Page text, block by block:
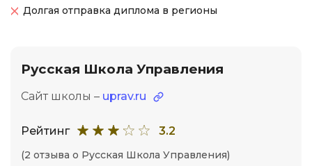
Долгая отправка диплома в регионы
Русская Школа Управления
Сайт школы – uprav.ru
Рейтинг 3.2
(2 отзыва о Русская Школа Управления)